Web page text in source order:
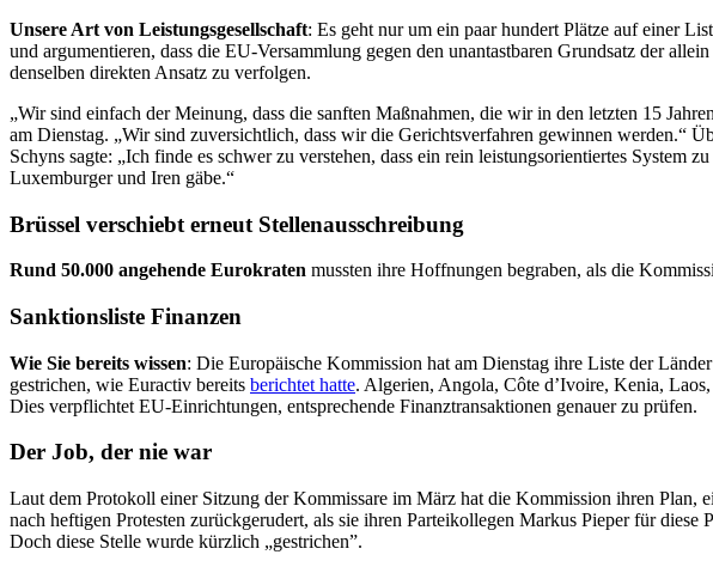
Unsere Art von Leistungsgesellschaft: Es geht nur um ein paar hundert Plätze auf einer
und argumentieren, dass die EU-Versammlung gegen den unantastbaren Grundsatz der
denselben direkten Ansatz zu verfolgen.
„Wir sind einfach der Meinung, dass die sanften Maßnahmen, die wir in den letzten 15
am Dienstag. „Wir sind zuversichtlich, dass wir die Gerichtsverfahren gewinnen werden.“
Schyns sagte: „Ich finde es schwer zu verstehen, dass ein rein leistungsorientiertes
Luxemburger und Iren gäbe.“
Brüssel verschiebt erneut Stellenausschreibung
Rund 50.000 angehende Eurokraten mussten ihre Hoffnungen begraben, als die
Sanktionsliste Finanzen
Wie Sie bereits wissen: Die Europäische Kommission hat am Dienstag ihre Liste der
gestrichen, wie Euractiv bereits berichtet hatte. Algerien, Angola, Côte d’Ivoire, Kenia,
Dies verpflichtet EU-Einrichtungen, entsprechende Finanztransaktionen genauer zu prüfen.
Der Job, der nie war
Laut dem Protokoll einer Sitzung der Kommissare im März hat die Kommission ihren
nach heftigen Protesten zurückgerudert, als sie ihren Parteikollegen Markus Pieper für
Doch diese Stelle wurde kürzlich „gestrichen”.